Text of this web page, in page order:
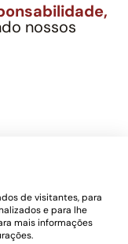
nossos
Inc., Google LLC,
Somos um
de visitantes, para
e para lhe
mais informações